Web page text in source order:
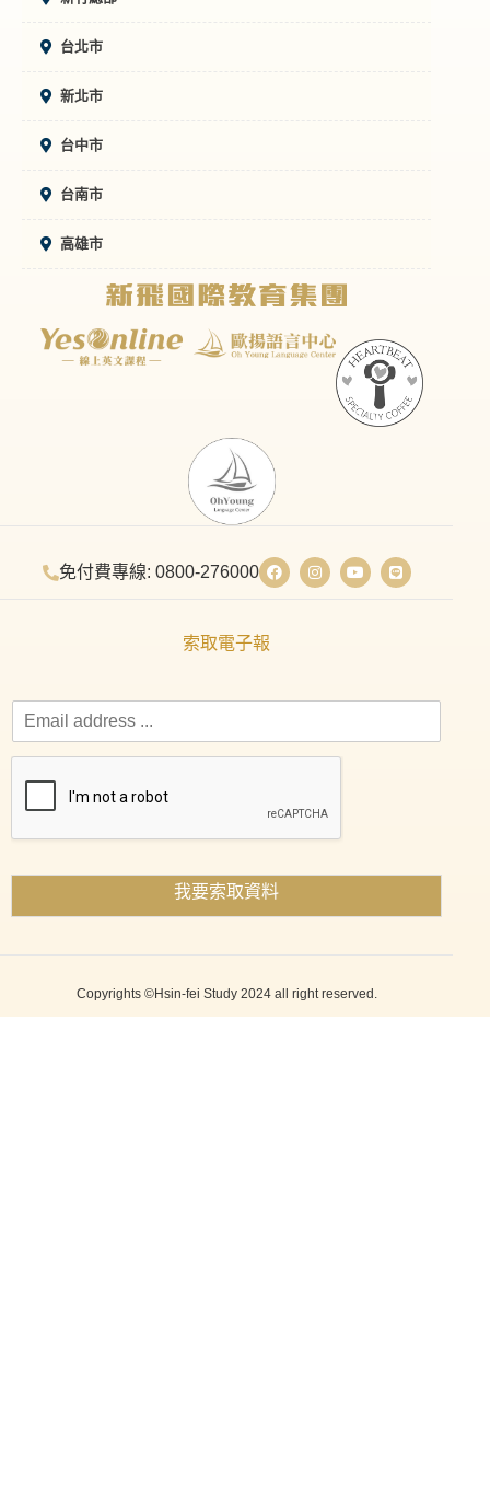
台北市
新北市
台中市
台南市
高雄市
免付費專線: 0800-276000
索取電子報
我要索取資料
Copyrights ©Hsin-fei Study 2024 all right reserved.